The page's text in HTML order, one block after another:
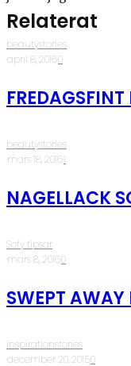
Relaterat
beautystories
·april 8, 2016·0
beautystories
·mars 18, 2016·1
NAGELLACK
Sofy tipsar
·mars 8, 2016·0
SWEPT AWAY
inspirationstories
·december 20, 2015·0